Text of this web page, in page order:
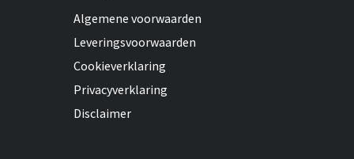
Algemene voorwaarden
Leveringsvoorwaarden
Cookieverklaring
Privacyverklaring
Disclaimer